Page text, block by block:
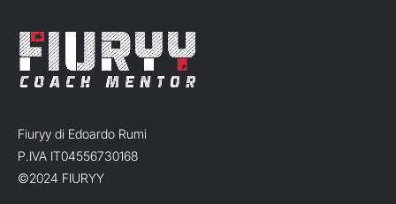
Fiuryy di Edoardo Rumi
P.IVA IT04556730168
©2024 FIURYY